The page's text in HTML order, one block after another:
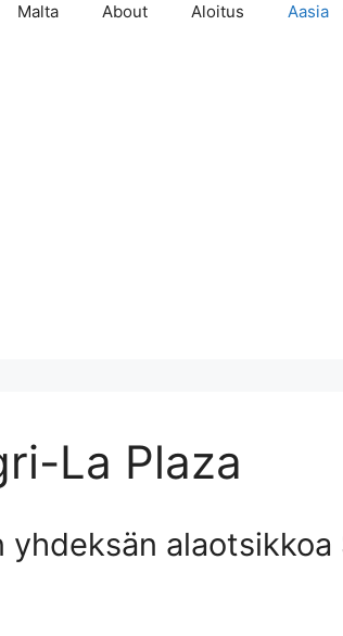
Malta About Aloitus Aasia
La Plaza
yhdeksän